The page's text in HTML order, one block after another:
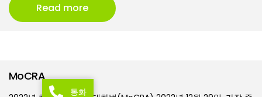
Read more
MoCRA
통화